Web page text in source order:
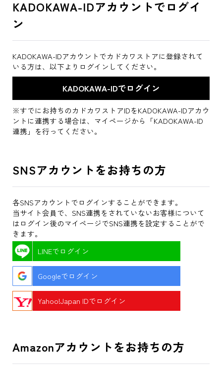
KADOKAWA-IDアカウントでログイ
ン
KADOKAWA-IDアカウントでカドカワストアに登録されて
いる方は、以下よりログインしてください。
※すでにお持ちのカドカワストアIDをKADOKAWA-IDアカウ
ントに連携する場合は、マイページから「KADOKAWA-ID
連携」を行ってください。
SNSアカウントをお持ちの方
各SNSアカウントでログインすることができます。
当サイト会員で、SNS連携をされていないお客様について
はログイン後のマイページでSNS連携を設定することがで
きます。
LINEでログイン
Googleでログイン
Yahoo!Japan IDでログイン
Amazonアカウントをお持ちの方